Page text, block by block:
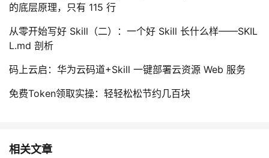
的底层原理，只有 115 行
从零开始写好 Skill（二）：一个好 Skill 长什么样——SKIL
L.md 剖析
码上云启：华为云码道+Skill 一键部署云资源 Web 服务
免费Token领取实操：轻轻松松节约几百块
相关文章